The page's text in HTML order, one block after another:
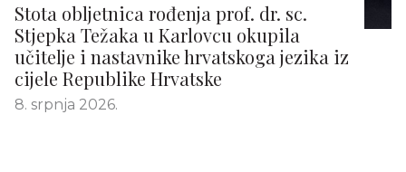
Stota obljetnica rođenja prof. dr. sc.
Stjepka Težaka u Karlovcu okupila
učitelje i nastavnike hrvatskoga jezika iz
cijele Republike Hrvatske
8. srpnja 2026.